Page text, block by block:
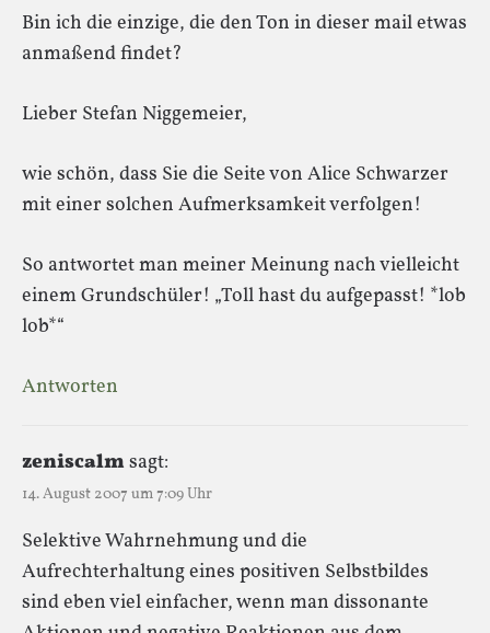
Bin ich die einzige, die den Ton in dieser mail etwas
anmaßend findet?
Lieber Stefan Niggemeier,
wie schön, dass Sie die Seite von Alice Schwarzer
mit einer solchen Aufmerksamkeit verfolgen!
So antwortet man meiner Meinung nach vielleicht
einem Grundschüler! „Toll hast du aufgepasst! *lob
lob*“
Antworten
zeniscalmsagt:
14. August 2007 um 7:09 Uhr
Selektive Wahrnehmung und die
Aufrechterhaltung eines positiven Selbstbildes
sind eben viel einfacher, wenn man dissonante